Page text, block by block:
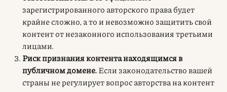
зарегистрированного авторского права будет
крайне сложно, а то и невозможно защитить свой
контент от незаконного использования третьими
лицами.
Риск признания контента находящимся в
публичном домене.Если законодательство вашей
страны не регулирует вопрос авторства на контент